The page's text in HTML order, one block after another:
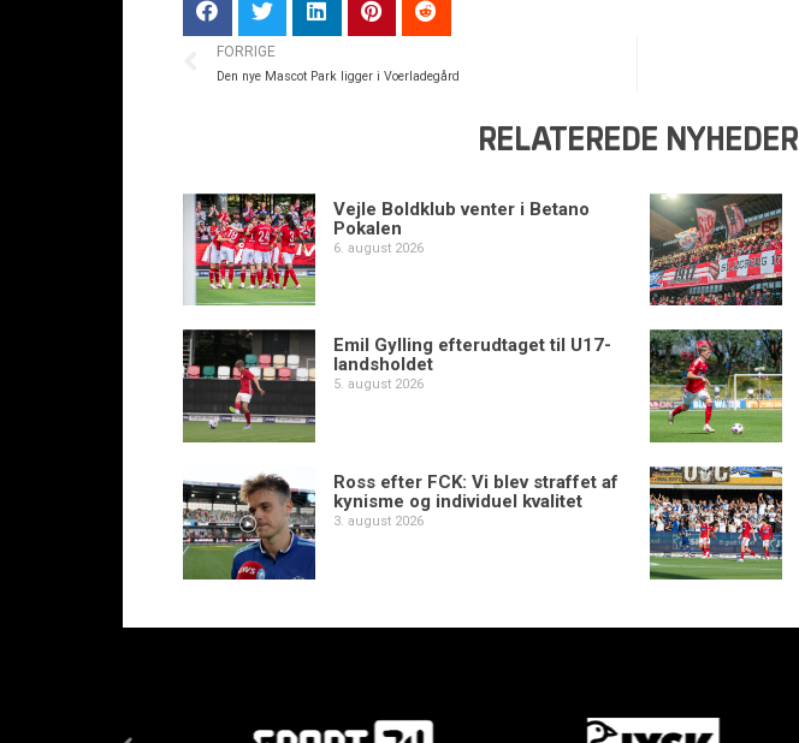
FORRIGE
Den nye Mascot Park ligger i Voerladegård
RELATEREDE NYHEDER
Vejle Boldklub venter i Betano
Pokalen
6. august 2026
Emil Gylling efterudtaget til U17-
landsholdet
5. august 2026
Ross efter FCK: Vi blev straffet af
kynisme og individuel kvalitet
3. august 2026